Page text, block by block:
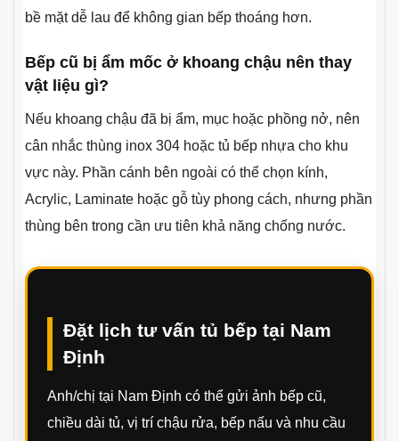
bề mặt dễ lau để không gian bếp thoáng hơn.
Bếp cũ bị ẩm mốc ở khoang chậu nên thay
vật liệu gì?
Nếu khoang chậu đã bị ẩm, mục hoặc phồng nở, nên
cân nhắc thùng inox 304 hoặc tủ bếp nhựa cho khu
vực này. Phần cánh bên ngoài có thể chọn kính,
Acrylic, Laminate hoặc gỗ tùy phong cách, nhưng phần
thùng bên trong cần ưu tiên khả năng chống nước.
Đặt lịch tư vấn tủ bếp tại Nam
Định
Anh/chị tại Nam Định có thể gửi ảnh bếp cũ,
chiều dài tủ, vị trí chậu rửa, bếp nấu và nhu cầu